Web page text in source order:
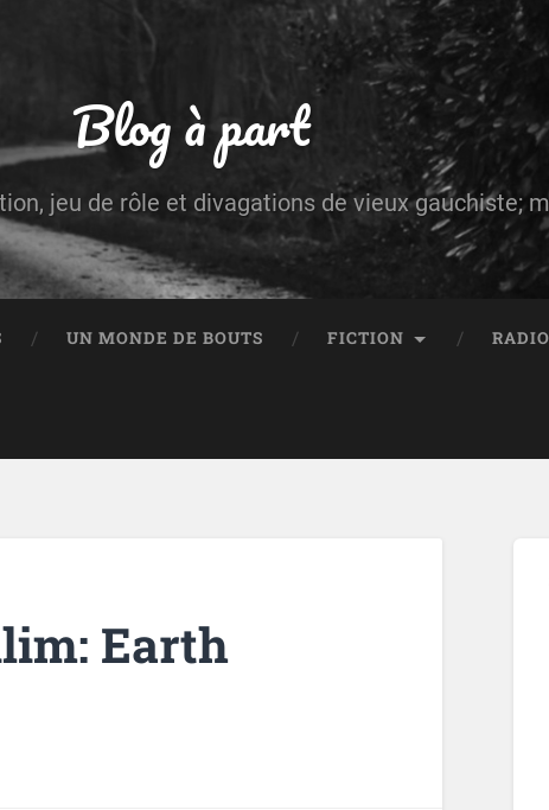
Blog à part
jeu de rôle et divagations de vieux gauchiste;
UN MONDE DE BOUTS FICTION
Earth